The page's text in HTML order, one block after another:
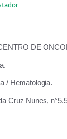
DE
/ Hematologia.
Cruz Nunes,